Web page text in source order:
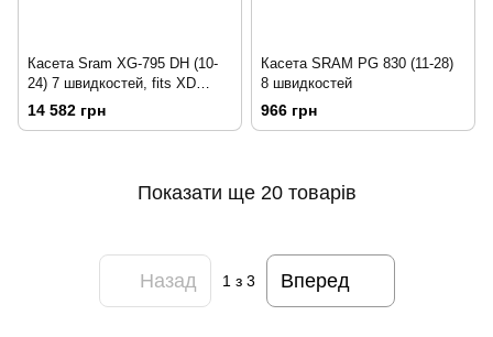
Касета Sram XG-795 DH (10-
24) 7 швидкостей, fits XD
Driver Body
14 582 грн
Касета SRAM PG 830 (11-28)
8 швидкостей
966 грн
Показати ще 20 товарів
Назад 1з 3 Вперед